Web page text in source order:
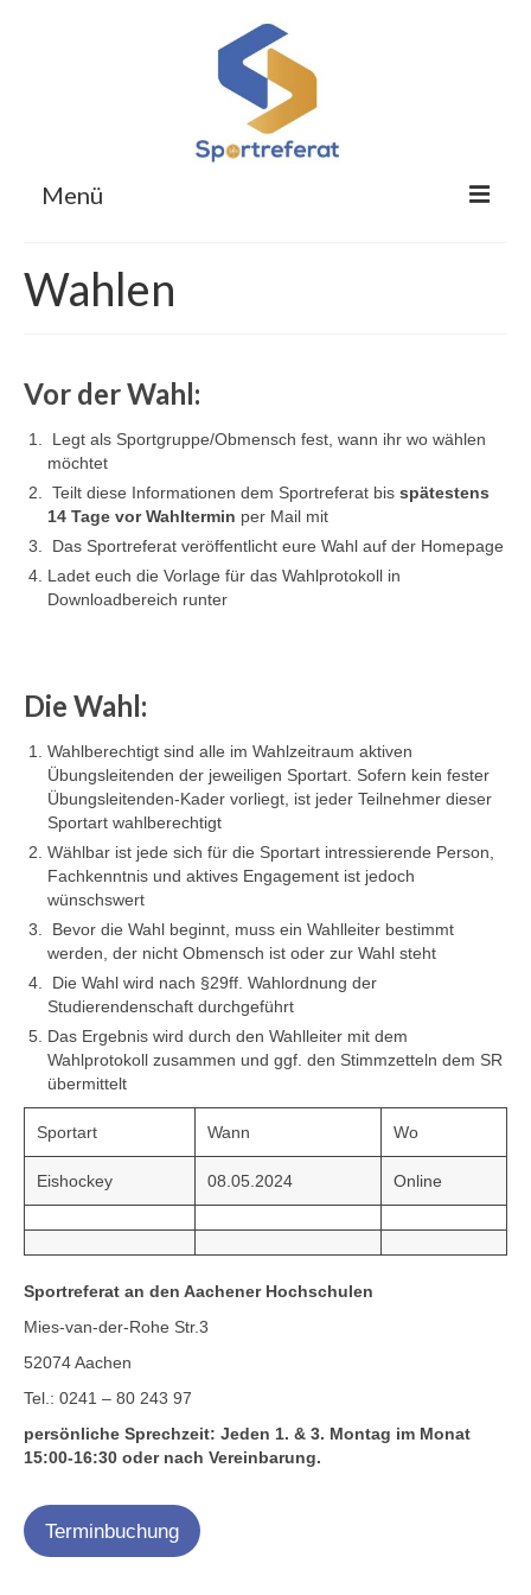
Menü
Für Übungsleitende
Respekt im Hochschulsport
Sportreferat
Kontakt
Wahlen
Vor der Wahl:
Legt als Sportgruppe/Obmensch fest, wann ihr wo wählen
möchtet
Teilt diese Informationen dem Sportreferat bis spätestens
14 Tage vor Wahltermin per Mail mit
Das Sportreferat veröffentlicht eure Wahl auf der Homepage
Ladet euch die Vorlage für das Wahlprotokoll in
Downloadbereich runter
Die Wahl:
Wahlberechtigt sind alle im Wahlzeitraum aktiven
Übungsleitenden der jeweiligen Sportart. Sofern kein fester
Übungsleitenden-Kader vorliegt, ist jeder Teilnehmer dieser
Sportart wahlberechtigt
Wählbar ist jede sich für die Sportart intressierende Person,
Fachkenntnis und aktives Engagement ist jedoch
wünschswert
Bevor die Wahl beginnt, muss ein Wahlleiter bestimmt
werden, der nicht Obmensch ist oder zur Wahl steht
Die Wahl wird nach §29ff. Wahlordnung der
Studierendenschaft durchgeführt
Das Ergebnis wird durch den Wahlleiter mit dem
Wahlprotokoll zusammen und ggf. den Stimmzetteln dem SR
übermittelt
Sportart Wann Wo
Eishockey 08.05.2024 Online
Sportreferat an den Aachener Hochschulen
Mies-van-der-Rohe Str.3
52074 Aachen
Tel.: 0241 – 80 243 97
persönliche Sprechzeit: Jeden 1. & 3. Montag im Monat
15:00-16:30 oder nach Vereinbarung.
Terminbuchung